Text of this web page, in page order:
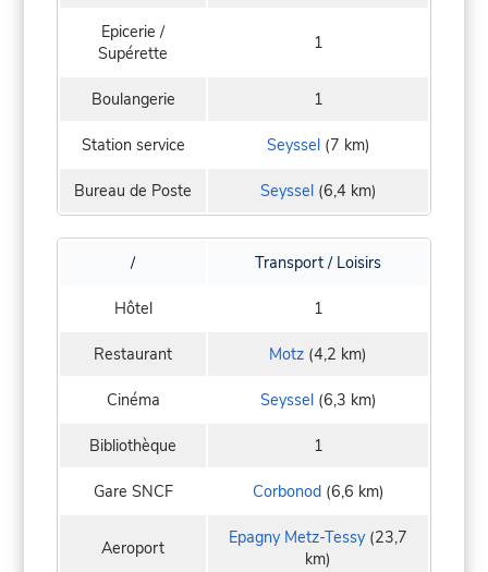
Epicerie /
Supérette
1
Boulangerie 1
Station service Seyssel(7 km)
Bureau de Poste Seyssel(6,4 km)
/ Transport / Loisirs
Hôtel 1
Restaurant Motz (4,2 km)
Cinéma Seyssel(6,3 km)
Bibliothèque 1
Gare SNCF Corbonod(6,6 km)
Aeroport Epagny Metz-Tessy (23,7
km)